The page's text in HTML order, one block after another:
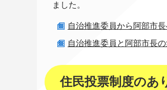
ました。
自治推進委員から阿部市
自治推進委員と阿部市長
住民投票制度のあ